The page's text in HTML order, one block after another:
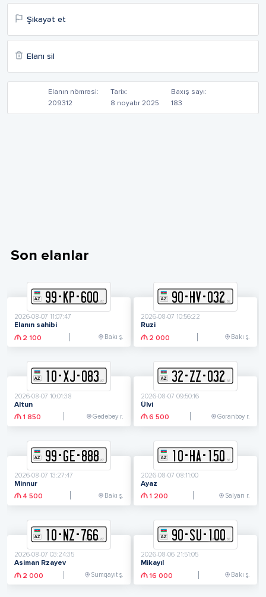
Şikayət et
Elanı sil
Elanın nömrəsi:
209312
Tarix:
8 noyabr 2025
Baxış sayı:
183
Son elanlar
99- KP-600
2026-08-07 11:07:47
Elanın sahibi
2 100
Bakı ş.
90- HV-032
2026-08-07 10:56:22
Ruzi
2 000
Bakı ş.
10-XJ-083
2026-08-07 10:01:38
Altun
1 850
Gədəbəy r.
32-ZZ-032
2026-08-07 09:50:16
Ülvi
6 500
Goranboy r.
99-GE-888
2026-08-07 13:27:47
Minnur
4 500
Bakı ş.
10-HA-150
2026-08-07 08:11:00
Ayaz
1 200
Salyan r.
10-NZ-766
2026-08-07 03:24:35
Asiman Rzayev
2 000
Sumqayıt ş.
90-SU-100
2026-08-06 21:51:05
Mikayıl
16 000
Bakı ş.